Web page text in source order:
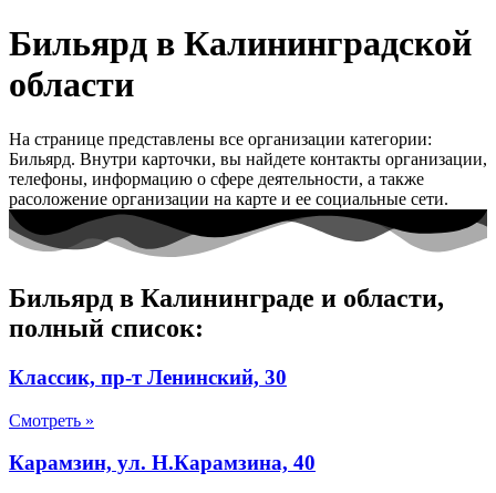
Бильярд в Калининградской
области
На странице представлены все организации категории:
Бильярд. Внутри карточки, вы найдете контакты организации,
телефоны, информацию о сфере деятельности, а также
расоложение организации на карте и ее социальные сети.
Бильярд в Калининграде и области,
полный список:
Классик, пр-т Ленинский, 30
Смотреть »
Карамзин, ул. Н.Карамзина, 40